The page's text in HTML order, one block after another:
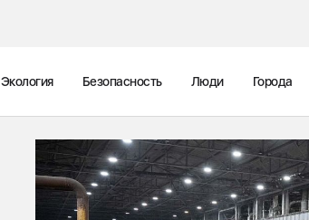
Экология Безопасность Люди Города